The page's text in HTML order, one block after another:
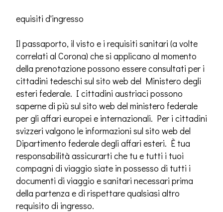
equisiti d'ingresso
Il passaporto, il visto e i requisiti sanitari (a volte
correlati al Corona) che si applicano al momento
della prenotazione possono essere consultati per i
cittadini tedeschi sul sito web del Ministero degli
esteri federale. I cittadini austriaci possono
saperne di più sul sito web del ministero federale
per gli affari europei e internazionali. Per i cittadini
svizzeri valgono le informazioni sul sito web del
Dipartimento federale degli affari esteri. È tua
responsabilità assicurarti che tu e tutti i tuoi
compagni di viaggio siate in possesso di tutti i
documenti di viaggio e sanitari necessari prima
della partenza e di rispettare qualsiasi altro
requisito di ingresso.